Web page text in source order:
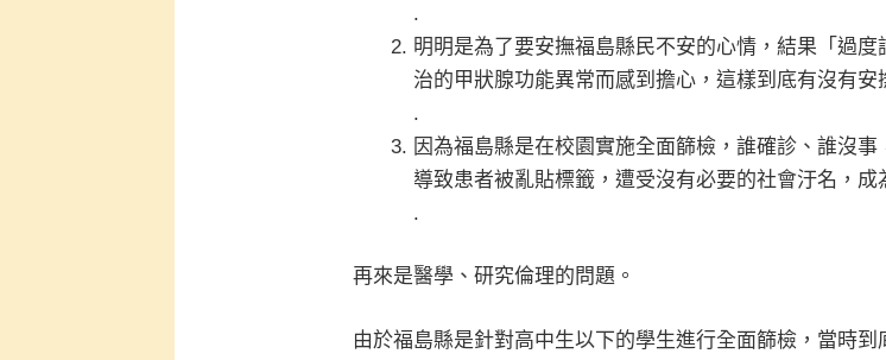
.
明明是為了要安撫福島縣民不安的心情，結果「過
治的甲狀腺功能異常而感到擔心，這樣到底有沒有安
.
因為福島縣是在校園實施全面篩檢，誰確診、誰沒
導致患者被亂貼標籤，遭受沒有必要的社會汙名，成
.
再來是醫學、研究倫理的問題。
由於福島縣是針對高中生以下的學生進行全面篩檢，當時